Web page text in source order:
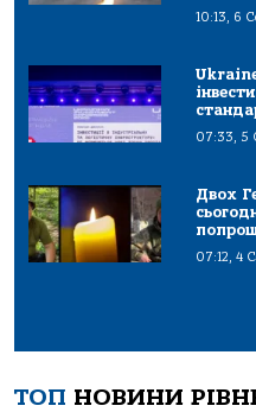
10:13, 6
07:33, 5
Двох
07:12, 4
ТОП НОВИНИ